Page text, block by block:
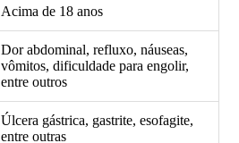
Acima de 18 anos
Dor abdominal, refluxo, náuseas,
vômitos, dificuldade para engolir,
entre outros
Úlcera gástrica, gastrite, esofagite,
entre outras